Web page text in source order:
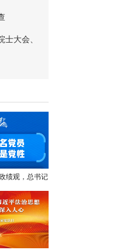
大会、
绩观，总书记
要求